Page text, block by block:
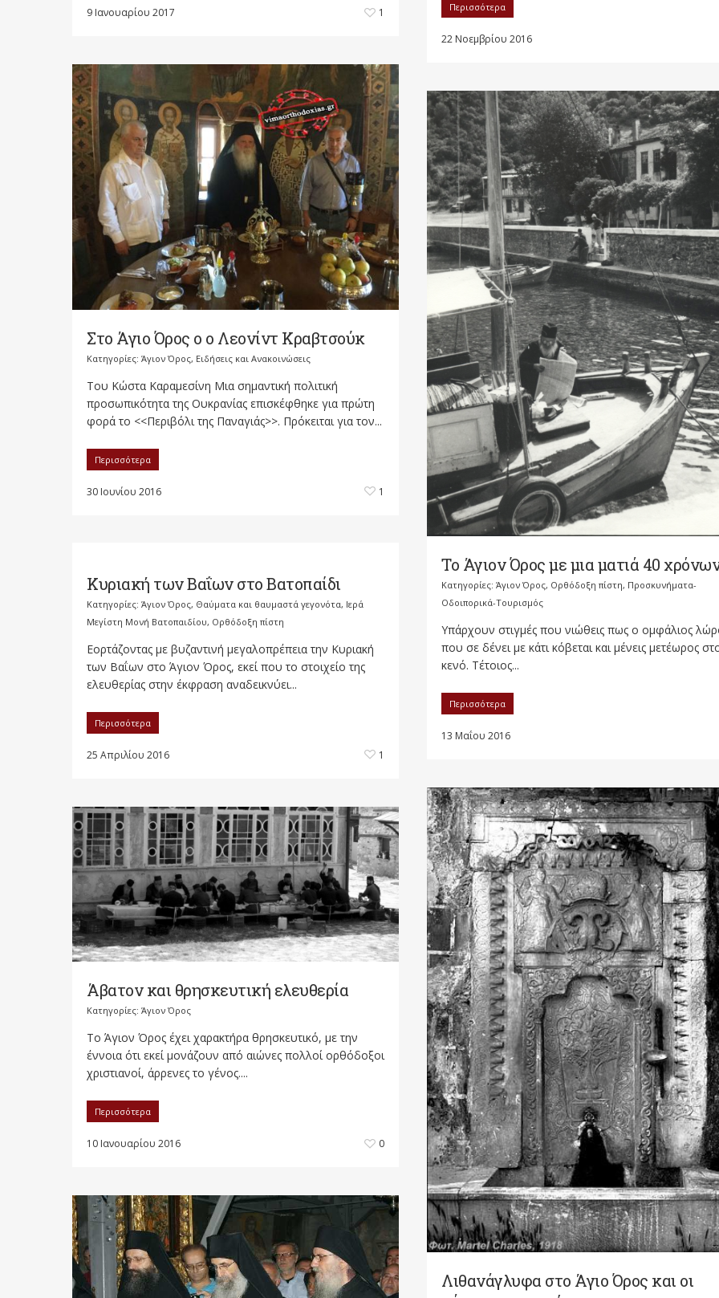
9 Ιανουαρίου 2017 1 Περισσότερα
22 Νοεμβρίου 2016
Στο Άγιο Όρος ο ο Λεονίντ Κραβτσούκ
Κατηγορίες: Άγιον Όρος, Ειδήσεις και Ανακοινώσεις
Του Κώστα Καραμεσίνη Μια σημαντική πολιτική
προσωπικότητα της Ουκρανίας επισκέφθηκε για πρώτη
φορά το <<Περιβόλι της Παναγιάς>>. Πρόκειται για τον...
Περισσότερα
30 Ιουνίου 2016 1
Το Άγιον Όρος με μια ματιά 40
Κατηγορίες: Άγιον Όρος, Ορθόδοξη πίστη, Προσκυνήματα-
Οδοιπορικά-Τουρισμός
Υπάρχουν στιγμές που νιώθεις πως ο ομφάλιος
που σε δένει με κάτι κόβεται και μένεις μετέωρος
κενό. Τέτοιος...
Περισσότερα
13 Μαΐου 2016
Κυριακή των Βαΐων στο Βατοπαίδι
Κατηγορίες: Άγιον Όρος, Θαύματα και θαυμαστά γεγονότα, Ιερά
Μεγίστη Μονή Βατοπαιδίου, Ορθόδοξη πίστη
Εορτάζοντας με βυζαντινή μεγαλοπρέπεια την Κυριακή
των Βαΐων στο Άγιον Όρος, εκεί που το στοιχείο της
ελευθερίας στην έκφραση αναδεικνύει...
Περισσότερα
25 Απριλίου 2016 1
Λιθανάγλυφα στο Άγιο Όρος και οι
Άβατον και θρησκευτική ελευθερία
Κατηγορίες: Άγιον Όρος
Το Άγιον Όρος έχει χαρακτήρα θρησκευτικό, με την
έννοια ότι εκεί μονάζουν από αιώνες πολλοί ορθόδοξοι
χριστιανοί, άρρενες το γένος....
Περισσότερα
10 Ιανουαρίου 2016 0